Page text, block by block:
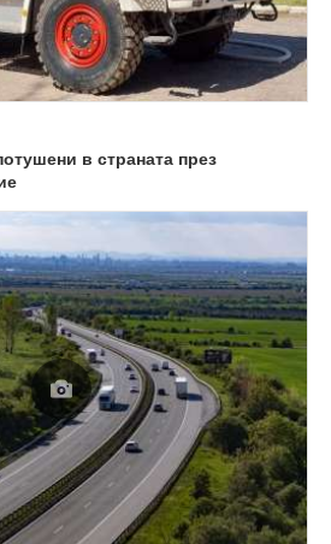
в страната през